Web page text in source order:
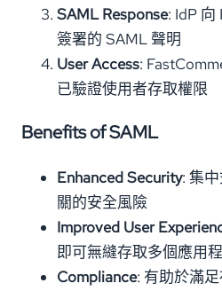
SAML Response: IdP 向
簽署的 SAML 聲明
User Access:
已驗證使用者存取權限
Benefits of SAML
Enhanced Security: 集
關的安全風險
Improved User
即可無縫存取多個應用
Compliance: 有助於滿